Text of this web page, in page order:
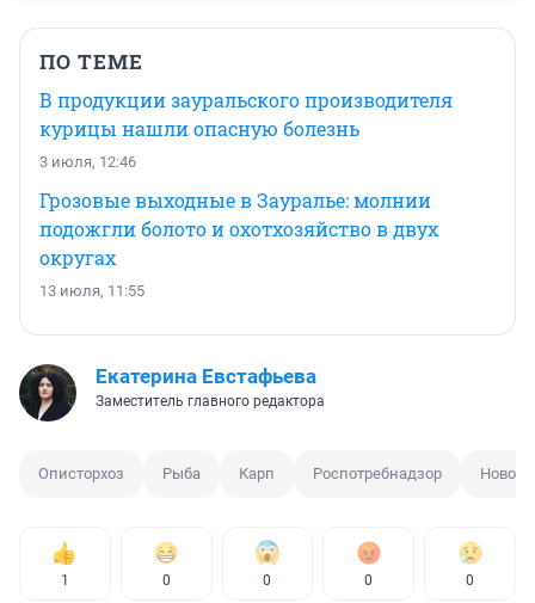
ПО ТЕМЕ
В продукции зауральского производителя
курицы нашли опасную болезнь
3 июля, 12:46
Грозовые выходные в Зауралье: молнии
подожгли болото и охотхозяйство в двух
округах
13 июля, 11:55
Екатерина Евстафьева
Заместитель главного редактора
Описторхоз Рыба Карп Роспотребнадзор
1 0 0 0 0